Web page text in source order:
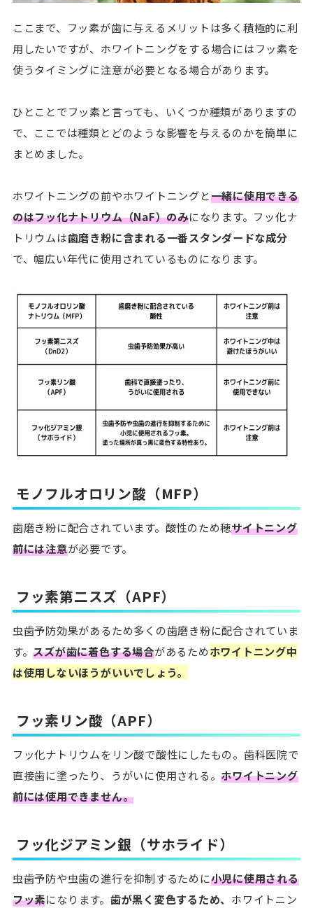
ここまで、フッ素が歯に与えるメリットは多く積極的に利
用したいですが、ホワイトニングをする場合にはフッ素を
使うタイミングに注意が必要となる場合があります。
ひとことでフッ素と言っても、いくつか種類がありますの
で、ここでは種類とどのような影響を与えるのかを簡単に
まとめました。
ホワイトニングの前やホワイトニングと一緒に使用できる
のはフッ化ナトリウム（NaF）のみになります。フッ化ナ
トリウムは歯磨き粉に含まれる一番スタンダードな成分
で、幅広い年代に使用されているものになります。
モノフルオロリン酸（MFP）
歯磨き粉に配合されています。酸性のため穂サイトニング
前には注意が必要です。
フッ素第二スズ（APF）
虫歯予防効果があるため多くの歯磨き粉に配合されていま
す。スズが歯に着色する場合があるためホワイトニング中
は使用しないほうがいいでしょう。
フッ素リン酸（APF）
フッ化ナトリウムをリン酸で酸性にしたもの。歯科医院で
直接歯に塗ったり、うがいに使用される。ホワイトニング
前には使用できません。
フッ化ジアミン銀（サホライド）
虫歯予防や虫歯の進行を抑制するために小児に使用される
フッ素になります。 歯が黒く変色するため、 ホワイトニン